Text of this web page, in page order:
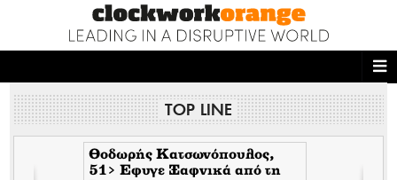
NEWS DESK TOP LINE
Θοδωρής Κατσωνόπουλος,
51> Εφυγε Ξαφνικά από τη